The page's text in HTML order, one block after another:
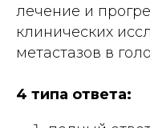
лечение и
клинических
метастазов в
4 типа ответа: